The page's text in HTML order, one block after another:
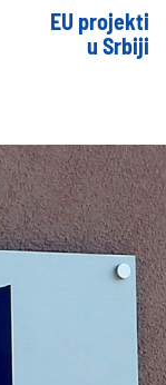
EU projekti
u Srbiji